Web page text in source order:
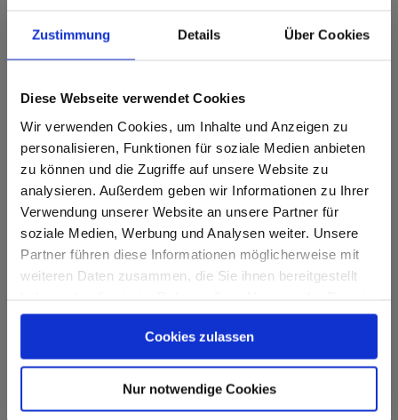
Zustimmung Details Über Cookies
Diese Webseite verwendet Cookies
Wir verwenden Cookies, um Inhalte und Anzeigen zu
personalisieren, Funktionen für soziale Medien anbieten
zu können und die Zugriffe auf unsere Website zu
analysieren. Außerdem geben wir Informationen zu Ihrer
Verwendung unserer Website an unsere Partner für
soziale Medien, Werbung und Analysen weiter. Unsere
Partner führen diese Informationen möglicherweise mit
weiteren Daten zusammen, die Sie ihnen bereitgestellt
gesammelt haben.
Cookies zulassen
Nur notwendige Cookies
Dorfstr. 20
Fax.: +49 (0) 8057 1051
INFO@SACHRANG.DE
Öffnungszeiten
Tourist Info Aschau im Chiemgau
November bis März
Montag - Donnerstag 8:00 bis 12:00 Uhr und 13:30
bis 17:00 Uhr, Freitag 8:00 bis 13:30 Uhr